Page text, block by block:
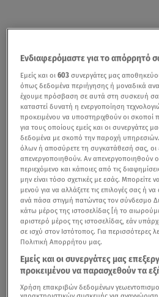
Ενδιαφερόμαστε για το απόρρητό
Εμείς και οι603 συνεργάτες μας
όπως δεδομένα περιήγησης ή μοναδικά
έχουμε πρόσβαση σε αυτά στη συσκευή
καταστεί δυνατή η ενεργοποίηση
προκειμένου να υποστηριχθούν οι σκοποί
για τους οποίους εμείς και οι συνεργάτες
δεδομένα με σκοπό την παροχή
όλων ή αποσύρετε τη συγκατάθεσή σας, οι
απενεργοποιηθούν. Αν απενεργοποιηθούν
περιεχόμενο και κάποιες από τις
μην είναι τόσο σχετικές με εσάς. Μπορείτε
μενού για να αλλάξετε τις επιλογές σας ή
ανά πάσα στιγμή πατώντας τον σύνδεσμο
κάτω μέρος της ιστοσελίδας [ή το
αριστερό μέρος της ιστοσελίδας, εάν
σε ισχύ στον Ιστότοπος. Για περισσότερες
Πολιτική Απορρήτου μας.
Εμείς και οι συνεργάτες μας
προκειμένου να παρασχεθούν τα
Χρήση επακριβών δεδομένων